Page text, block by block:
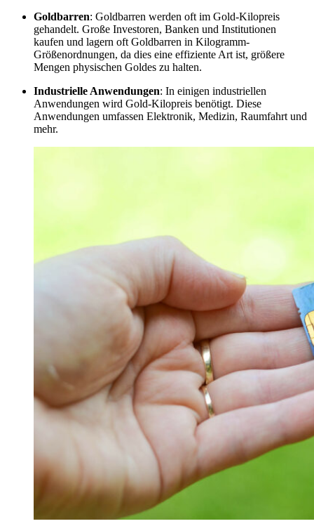
Goldbarren: Goldbarren werden oft im Gold-Kilopreis
gehandelt. Große Investoren, Banken und Institutionen
kaufen und lagern oft Goldbarren in Kilogramm-
Größenordnungen, da dies eine effiziente Art ist, größere
Mengen physischen Goldes zu halten.
Industrielle Anwendungen: In einigen industriellen
Anwendungen wird Gold-Kilopreis benötigt. Diese
Anwendungen umfassen Elektronik, Medizin, Raumfahrt und
mehr.